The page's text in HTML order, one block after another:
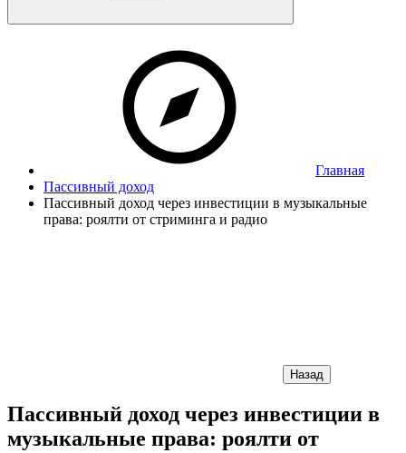
Главная
Пассивный доход
Пассивный доход через инвестиции в музыкальные
права: роялти от стриминга и радио
Назад
Пассивный доход через инвестиции в
музыкальные права: роялти от